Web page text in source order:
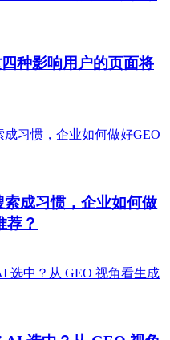
种影响用户的页面将
成习惯，企业如何做
荐？